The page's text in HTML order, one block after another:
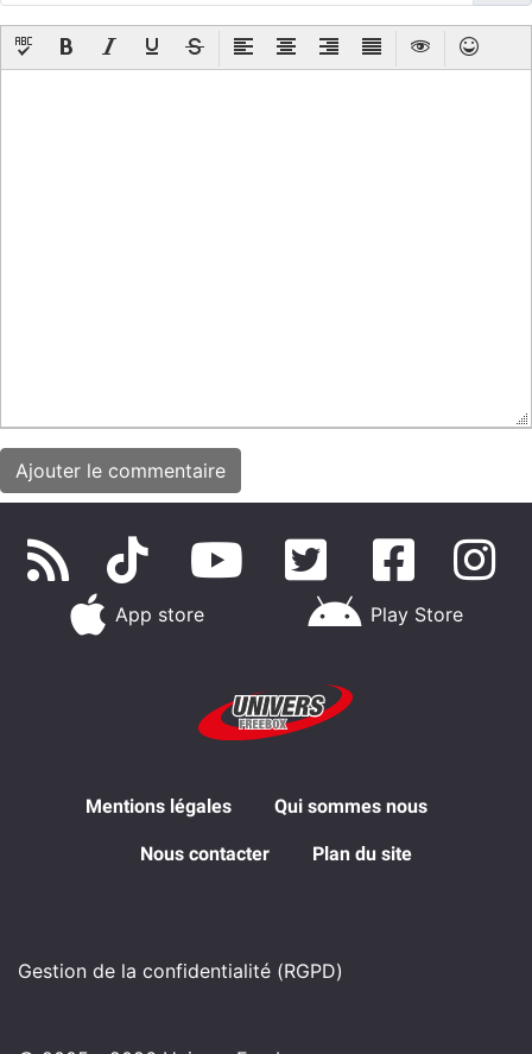
App store Play Store
Mentions légales Qui sommes nous
Nous contacter Plan du site
Gestion de la confidentialité (RGPD)